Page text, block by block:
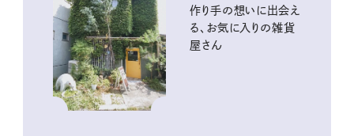
作り手の想いに出会え
る、お気に入りの雑貨
屋さん